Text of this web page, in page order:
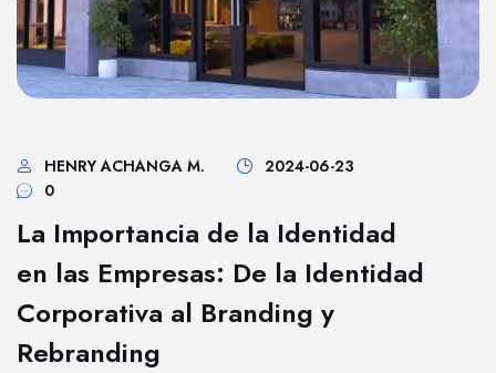
HENRY ACHANGA M.
2024-06-23
0
La Importancia de la Identidad
en las Empresas: De la Identidad
Corporativa al Branding y
Rebranding